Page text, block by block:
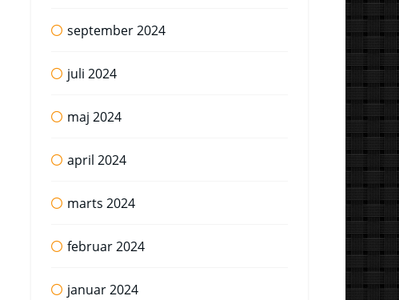
september 2024
juli 2024
maj 2024
april 2024
marts 2024
februar 2024
januar 2024